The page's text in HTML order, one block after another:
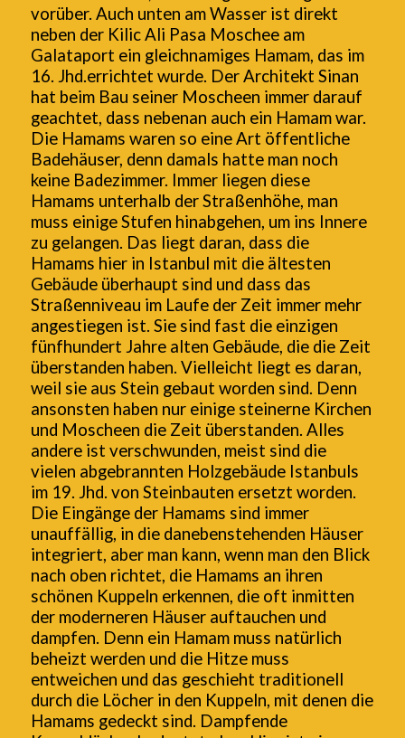
vorüber. Auch unten am Wasser ist direkt
neben der Kilic Ali Pasa Moschee am
Galataport ein gleichnamiges Hamam, das im
16. Jhd.errichtet wurde. Der Architekt Sinan
hat beim Bau seiner Moscheen immer darauf
geachtet, dass nebenan auch ein Hamam war.
Die Hamams waren so eine Art öffentliche
Badehäuser, denn damals hatte man noch
keine Badezimmer. Immer liegen diese
Hamams unterhalb der Straßenhöhe, man
muss einige Stufen hinabgehen, um ins Innere
zu gelangen. Das liegt daran, dass die
Hamams hier in Istanbul mit die ältesten
Gebäude überhaupt sind und dass das
Straßenniveau im Laufe der Zeit immer mehr
angestiegen ist. Sie sind fast die einzigen
fünfhundert Jahre alten Gebäude, die die Zeit
überstanden haben. Vielleicht liegt es daran,
weil sie aus Stein gebaut worden sind. Denn
ansonsten haben nur einige steinerne Kirchen
und Moscheen die Zeit überstanden. Alles
andere ist verschwunden, meist sind die
vielen abgebrannten Holzgebäude Istanbuls
im 19. Jhd. von Steinbauten ersetzt worden.
Die Eingänge der Hamams sind immer
unauffällig, in die danebenstehenden Häuser
integriert, aber man kann, wenn man den Blick
nach oben richtet, die Hamams an ihren
schönen Kuppeln erkennen, die oft inmitten
der moderneren Häuser auftauchen und
dampfen. Denn ein Hamam muss natürlich
beheizt werden und die Hitze muss
entweichen und das geschieht traditionell
durch die Löcher in den Kuppeln, mit denen die
Hamams gedeckt sind. Dampfende